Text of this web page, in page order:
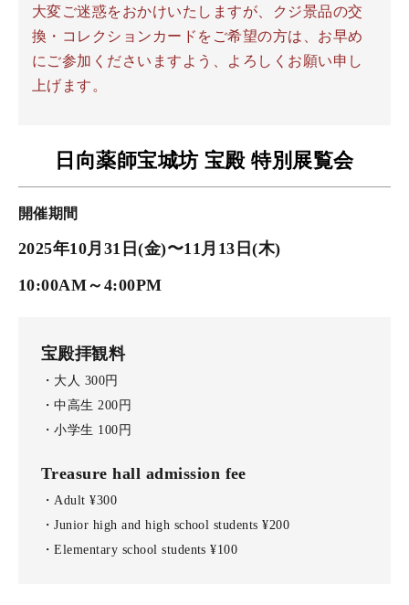
大変ご迷惑をおかけいたしますが、クジ景品の交
換・コレクションカードをご希望の方は、お早め
にご参加くださいますよう、よろしくお願い申し
上げます。
日向薬師宝城坊 宝殿特別展覧会
開催期間
2025年10月31日(金)〜11月13日(木)
10:00AM～4:00PM
宝殿拝観料
・大人 300円
・中高生 200円
・小学生 100円
Treasure hall admission fee
・Adult ¥300
・Junior high and high school students¥200
・Elementary school students ¥100